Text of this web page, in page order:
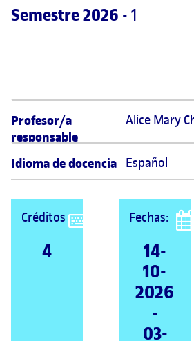
Semestre 2026 - 1
Profesor/a
responsable
Alice Mary
Idioma de docencia Español
Créditos
4
Fechas:
14-
10-
2026
-
03-